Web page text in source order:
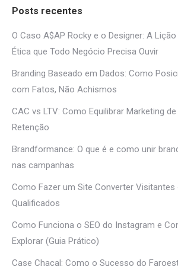
Posts recentes
O Caso A$AP Rocky e o Designer: A
Ética que Todo Negócio Precisa Ouvir
Branding Baseado em Dados: Como
com Fatos, Não Achismos
CAC vs LTV: Como Equilibrar Marketing
Retenção
Brandformance: O que é e como unir
nas campanhas
Como Fazer um Site Converter Visitantes
Qualificados
Como Funciona o SEO do Instagram e
Explorar (Guia Prático)
Case Chacal: Como o Sucesso do